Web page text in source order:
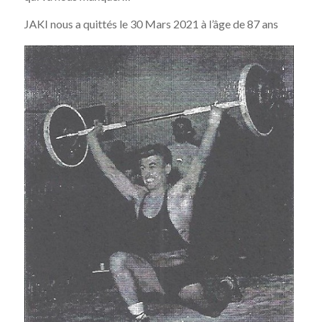
JAKI nous a quittés le 30 Mars 2021 à l’âge de 87 ans